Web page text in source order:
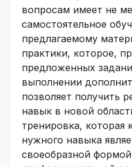
вопросам имеет не
самостоятельное
предлагаемому
практики, которое,
предложенных
выполнении
позволяет получить
навык в новой
тренировка, которая
нужного навыка
своеобразной